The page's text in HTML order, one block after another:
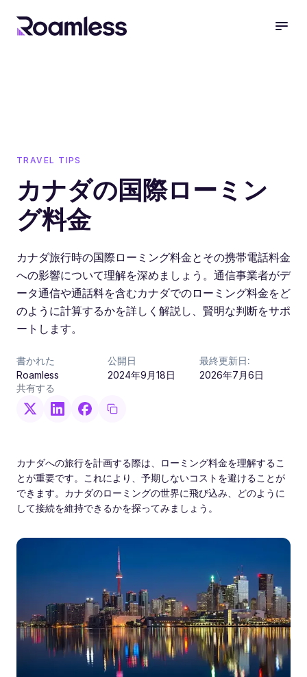
TRAVEL TIPS
カナダの国際ローミン
グ料金
カナダ旅行時の国際ローミング料金とその携帯電話料金
への影響について理解を深めましょう。通信事業者がデ
ータ通信や通話料を含むカナダでのローミング料金をど
のように計算するかを詳しく解説し、賢明な判断をサポ
ートします。
書かれた
Roamless
公開日
2024年9月18日
最終更新日:
2026年7月6日
共有する
カナダへの旅行を計画する際は、ローミング料金を理解するこ
とが重要です。これにより、予期しないコストを避けることが
できます。カナダのローミングの世界に飛び込み、どのように
して接続を維持できるかを探ってみましょう。